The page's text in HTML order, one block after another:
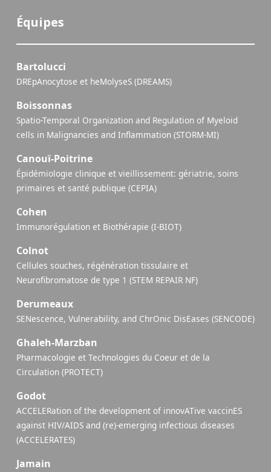
Équipes
Bartolucci
DREpAnocytose et heMolyseS (DREAMS)
Boissonnas
Spatio-Temporal Organization and Regulation of Myeloid
cells in Malignancies and Inflammation (STORM-MI)
Canouï-Poitrine
Épidémiologie clinique et vieillissement: gériatrie, soins
primaires et santé publique (CEPIA)
Cohen
Immunorégulation et Biothérapie (I-BIOT)
Colnot
Cellules souches, régénération tissulaire et
Neurofibromatose de type 1 (STEM REPAIR NF)
Derumeaux
SENescence, Vulnerability, and ChrOnic DisEases (SENCODE)
Ghaleh-Marzban
Pharmacologie et Technologies du Coeur et de la
Circulation (PROTECT)
Godot
ACCELERation of the development of innovATive vaccinES
against HIV/AIDS and (re)-emerging infectious diseases
(ACCELERATES)
Jamain